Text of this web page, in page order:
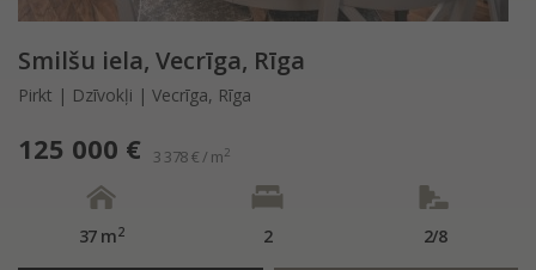
Smilšu iela, Vecrīga, Rīga
Pirkt | Dzīvokļi | Vecrīga, Rīga
125 000 € 3 378 € / m2
37 m2 2 2/8